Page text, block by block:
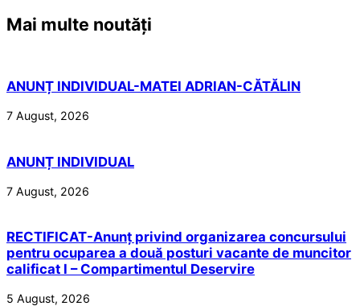
Mai multe noutăți
ANUNȚ INDIVIDUAL-MATEI ADRIAN-CĂTĂLIN
7 August, 2026
ANUNȚ INDIVIDUAL
7 August, 2026
RECTIFICAT-Anunț privind organizarea concursului
pentru ocuparea a două posturi vacante de muncitor
calificat I – Compartimentul Deservire
5 August, 2026